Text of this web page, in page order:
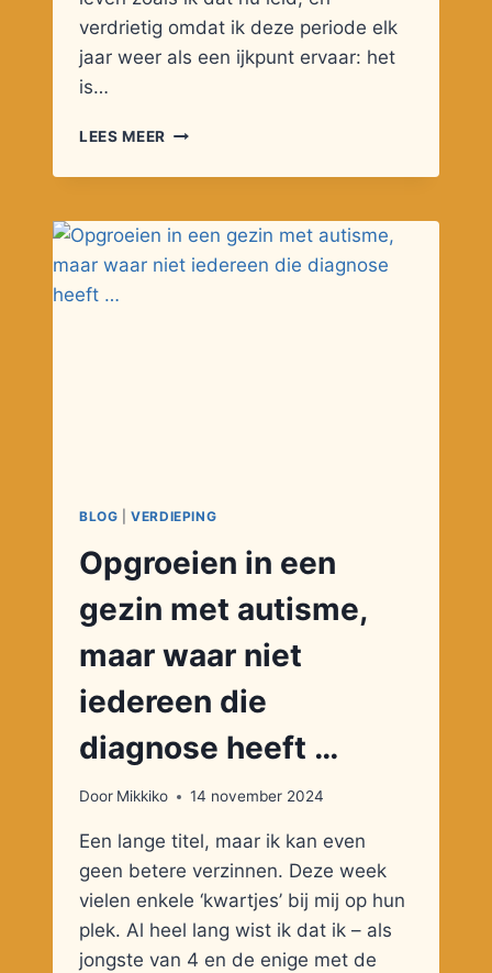
verdrietig omdat ik deze periode elk
jaar weer als een ijkpunt ervaar: het
is…
LEES MEER DE
VAN
RAKEN
LEEG
…
BLOG |VERDIEPING
Opgroeien in een
gezin met autisme,
maar waar niet
iedereen die
diagnose heeft …
Door Mikkiko 14 november 2024
Een lange titel, maar ik kan even
geen betere verzinnen. Deze week
vielen enkele ‘kwartjes’ bij mij op hun
plek. Al heel lang wist ik dat ik – als
jongste van 4 en de enige met de